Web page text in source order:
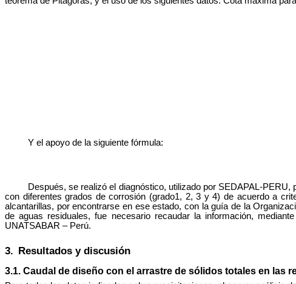
Y el apoyo de la siguiente fórmula:
Después, se realizó el diagnóstico, utilizado por SEDAPAL-
con diferentes grados de corrosión (grado1, 2, 3 y 4) de acuerdo a
alcantarillas, por encontrarse en ese estado, con la guía de la
de aguas residuales, fue necesario recaudar la información,
UNATSABAR – Perú.
3. Resultados y discusión
3.1. Caudal de diseño con el arrastre de sólidos totales en las